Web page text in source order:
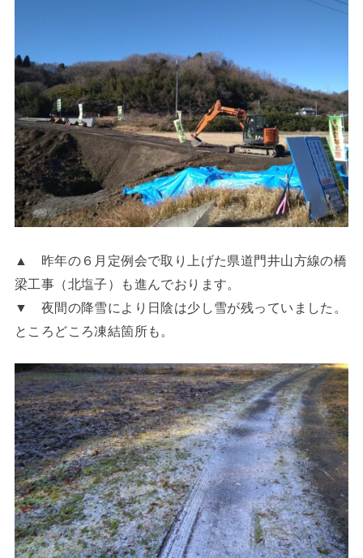
▲ 昨年の６月定例会で取り上げた県道門井山方線の橋
梁工事（北塩子）も進んでおります。
▼ 夜間の降雪により日陰は少し雪が残っていました。
ところどころ凍結箇所も。